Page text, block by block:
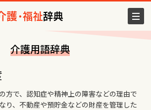
介護用語辞典
方で、認知症や精神上の障害などの理由で
り、不動産や預貯金などの財産を管理した